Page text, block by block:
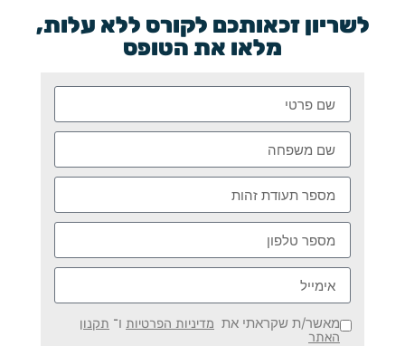
לשריון זכאותכם לקורס ללא עלות,
מלאו את הטופס
מאשר/ת שקראתי את מדיניות הפרטיות ו־ תקנון
האתר